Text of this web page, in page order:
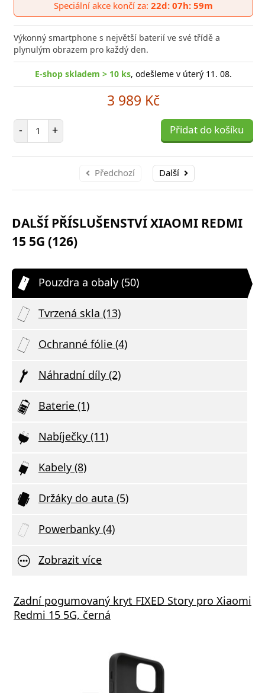
Speciální akce končí za: 22d: 07h: 59m
Výkonný smartphone s největší baterií ve své třídě a
plynulým obrazem pro každý den.
E-shop skladem > 10 ks, odešleme v úterý 11. 08.
3 989 Kč
- Počet položek
+ Přidat do košíku
Předchozí Další
DALŠÍ PŘÍSLUŠENSTVÍ XIAOMI REDMI
15 5G (126)
Pouzdra a obaly (50)
Tvrzená skla (13)
Ochranné fólie (4)
Náhradní díly (2)
Baterie (1)
Nabíječky (11)
Kabely (8)
Držáky do auta (5)
Powerbanky (4)
Zobrazit více
Zadní pogumovaný kryt FIXED Story pro Xiaomi
Redmi 15 5G, černá